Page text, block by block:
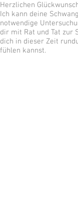
Herzlichen
Ich kann deine
notwendige
dir mit Rat und Tat zur
dich in dieser Zeit
fühlen kannst.